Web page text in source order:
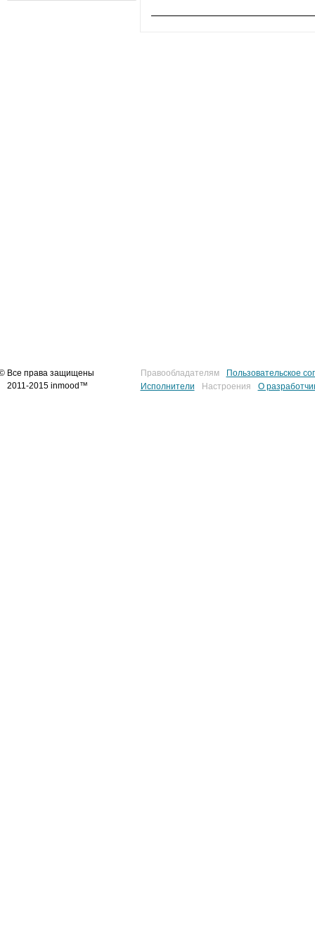
Все права защищены
2011-2015 inmood™
Правообладателям
Пользовательское
Исполнители
Настроения О